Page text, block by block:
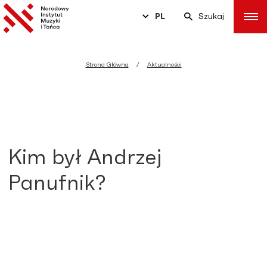
PL Szukaj
Strona Główna Aktualności
Kim był Andrzej
Panufnik?